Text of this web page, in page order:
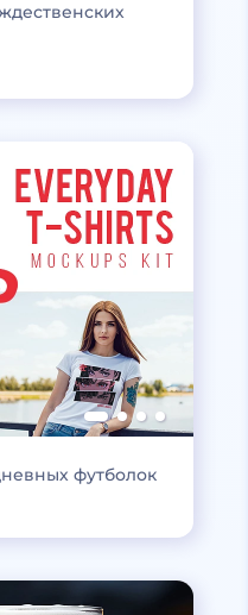
футболок